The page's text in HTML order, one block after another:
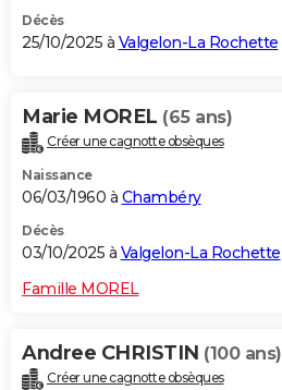
Décès
25/10/2025 à Valgelon-La Rochette
Marie MOREL (65 ans)
Créer une cagnotte obsèques
Naissance
06/03/1960 à Chambéry
Décès
03/10/2025 à Valgelon-La Rochette
Famille MOREL
Andree CHRISTIN (100 ans)
Créer une cagnotte obsèques